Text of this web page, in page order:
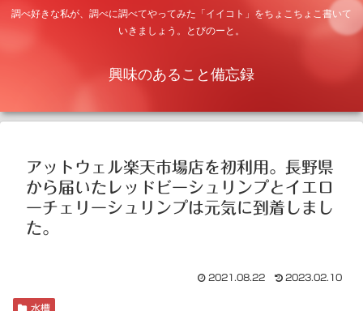
調べ好きな私が、調べに調べてやってみた「イイコト」をちょこちょこ書いて
いきましょう。とびのーと。
興味のあること備忘録
アットウェル楽天市場店を初利用。長野県
から届いたレッドビーシュリンプとイエロ
ーチェリーシュリンプは元気に到着しまし
た。
2021.08.22 2023.02.10
水槽